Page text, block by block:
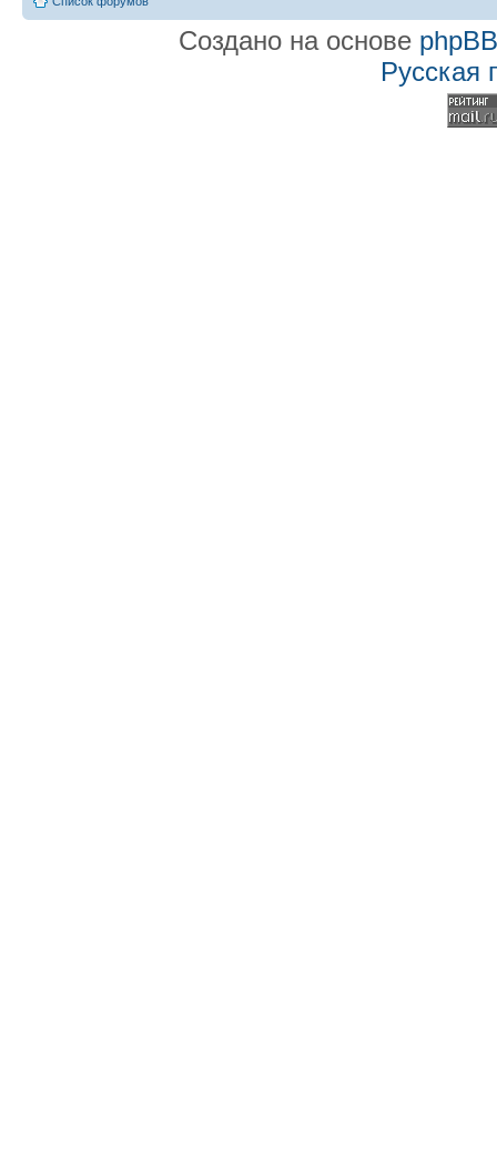
Создано на основе phpBB
Русская